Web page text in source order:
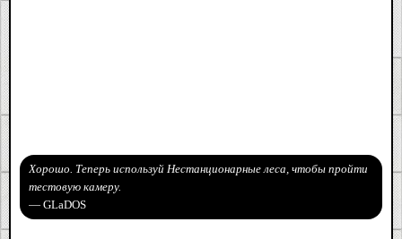
Хорошо. Теперь используй Нестанционарные леса, чтобы пройти
тестовую камеру.
— GLaDOS